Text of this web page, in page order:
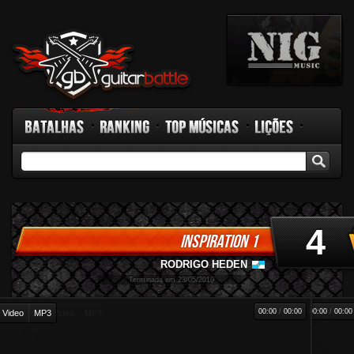
GB TV
Rádio Fórum Facebook
INSPIRATION 1 4
-
RODRIGO HEDEN
Terminada em 23/05/2010
00:00 / 00:00
Video MP3 00:00 / 00:00